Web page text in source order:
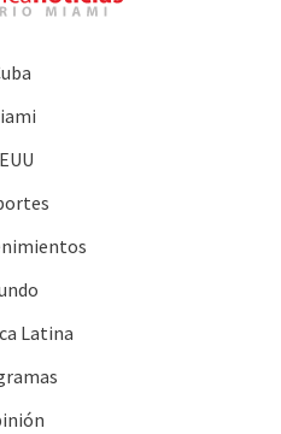
Latina